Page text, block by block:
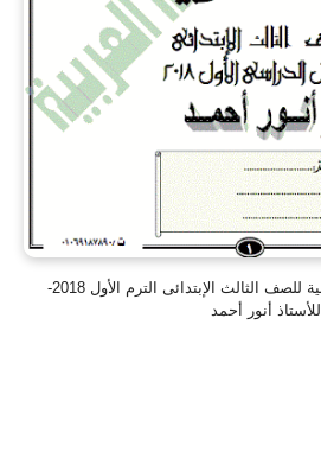
مذكرة اقرأ فى اللغة العربية للصف الثالث الإبتدائى الترم الأول 2018-
للأستاذ أنور أحمد